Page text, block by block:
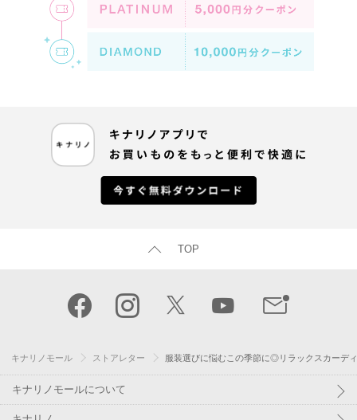
TOP
キナリノモール ストアレター 服装選びに悩むこの季節に◎リラックスカーデ
キナリノモールについて